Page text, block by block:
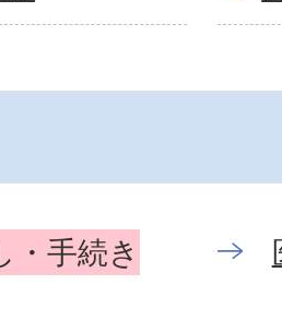
・手続き